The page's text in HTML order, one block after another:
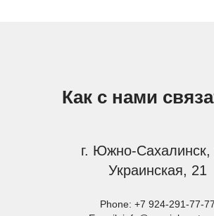
Phone: +7 924-291-77-77
г. Южно-Сахалинск,
Украинская, 21
Как с нами